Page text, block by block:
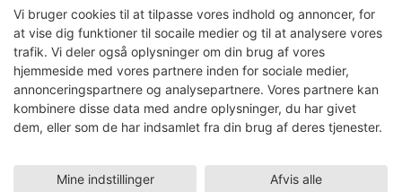
Carsten von Würden
Faciliteter
01.07.2003 - 22.09.2003
Vi bruger cookies til at tilpasse vores indhold og annoncer, for
at vise dig funktioner til socaile medier og til at analysere vores
trafik. Vi deler også oplysninger om din brug af vores
hjemmeside med vores partnere inden for sociale medier,
annonceringspartnere og analysepartnere. Vores partnere kan
kombinere disse data med andre oplysninger, du har givet
dem, eller som de har indsamlet fra din brug af deres tjenester.
Mine indstillinger Afvis alle